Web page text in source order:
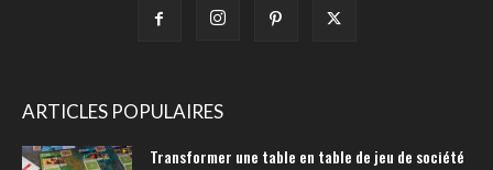
ARTICLES POPULAIRES
Transformer une table en table de jeu de société